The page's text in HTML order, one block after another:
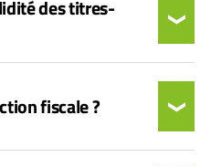
des titres-
fiscale ?